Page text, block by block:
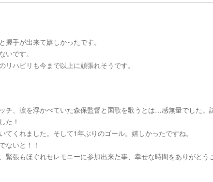
手が出来て嬉しかったです。
です。
ハビリも今まで以上に頑張れそうです。
チ、涙を浮かべていた森保監督と国歌を歌うとは…感無量でした。
た！
くれました。そして1年ぶりのゴール。嬉しかったですね。
ないと！！
張もほぐれセレモニーに参加出来た事、幸せな時間をありがとう